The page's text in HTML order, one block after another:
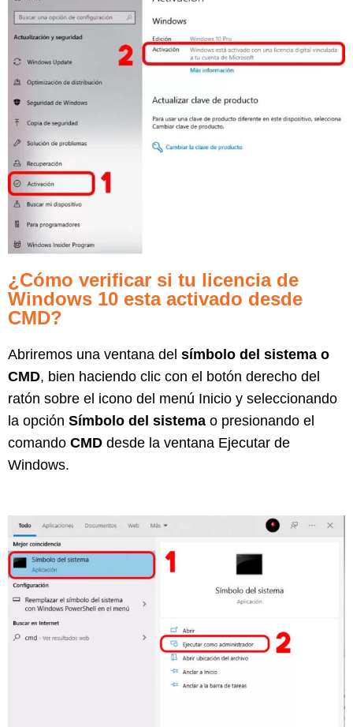
¿Cómo verificar si tu licencia de
Windows 10 esta activado desde
CMD?
Abriremos una ventana del símbolo del sistema o
CMD, bien haciendo clic con el botón derecho del
ratón sobre el icono del menú Inicio y seleccionando
la opción Símbolo del sistema o presionando el
comando CMD desde la ventana Ejecutar de
Windows.